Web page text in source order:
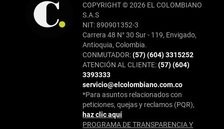
COPYRIGHT © 2026 EL COLOMBIANO
S.A.S
NIT: 890901352-3
Carrera 48 N° 30 Sur - 119, Envigado,
Antioquia, Colombia.
CONMUTADOR:(57) (604) 3315252
ATENCIÓN AL CLIENTE:(57) (604)
3393333
servicio@elcolombiano.com.co
*Para asuntos relacionados con
peticiones, quejas y reclamos (PQR),
haz clic aquí
PROGRAMA DE TRANSPARENCIA Y